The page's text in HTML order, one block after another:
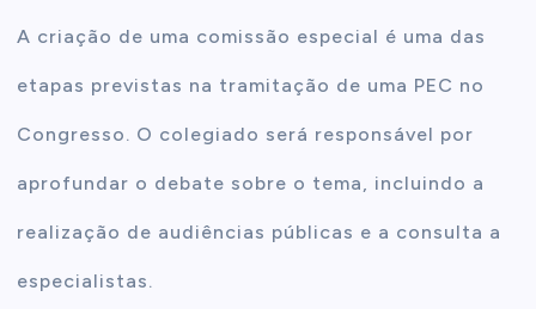
A criação de uma comissão especial é uma das
etapas previstas na tramitação de uma PEC no
Congresso. O colegiado será responsável por
aprofundar o debate sobre o tema, incluindo a
realização de audiências públicas e a consulta a
especialistas.